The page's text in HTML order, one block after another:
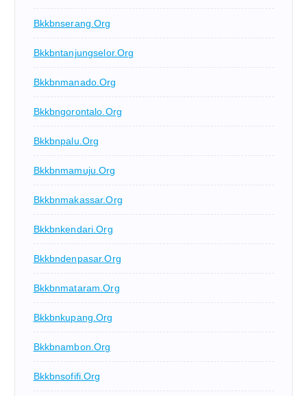
Bkkbnserang.org
Bkkbntanjungselor.org
Bkkbnmanado.org
Bkkbngorontalo.org
Bkkbnpalu.org
Bkkbnmamuju.org
Bkkbnmakassar.org
Bkkbnkendari.org
Bkkbndenpasar.org
Bkkbnmataram.org
Bkkbnkupang.org
Bkkbnambon.org
Bkkbnsofifi.org